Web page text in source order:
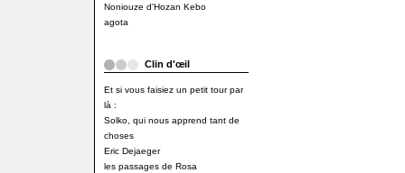
Noniouze d'Hozan Kebo
agota
Clin d'œil
Et si vous faisiez un petit tour par
là :
Solko, qui nous apprend tant de
choses
Eric Dejaeger
les passages de Rosa